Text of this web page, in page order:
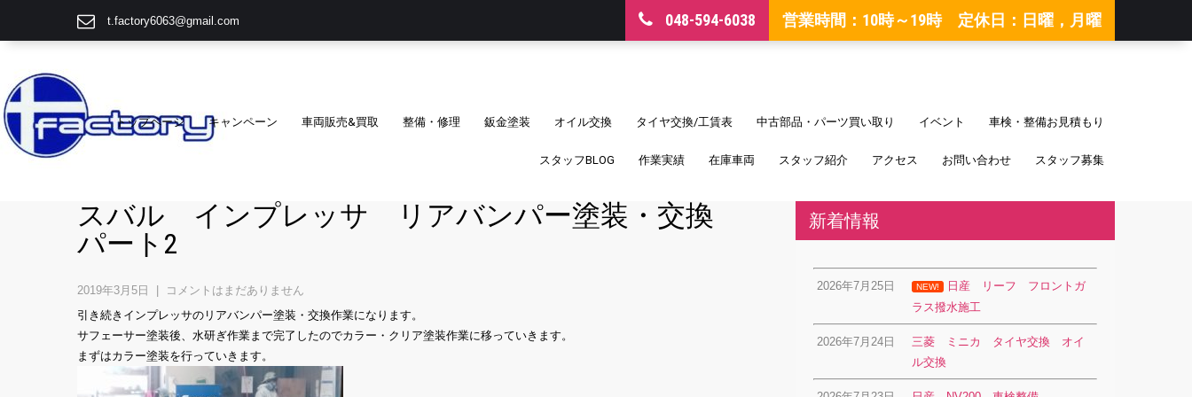
t.factory6063@gmail.com 048-594-6038 営業時間：10時～19時 定休日：日曜，月曜
トップページ キャンペーン 車両販売&買取 整備・修理 鈑金塗装 オイル交換 タイヤ交換/工賃表 中古部品・パーツ買い取り イベント 車検・整備お見積もり
スタッフBLOG 作業実績 在庫車両 スタッフ紹介 アクセス お問い合わせ スタッフ募集
スバル インプレッサ リアバンパー塗装・交換
パート2
2019年3月5日
コメントはまだありません
引き続きインプレッサのリアバンパー塗装・交換作業になります。
サフェーサー塗装後、水研ぎ作業まで完了したのでカラー・クリア塗装作業に移っていきます。
まずはカラー塗装を行っていきます。
新着情報
2026年7月25日 NEW!
日産 リーフ フロントガ
ラス撥水施工
2026年7月24日
三菱 ミニカ タイヤ交換 オイ
ル交換